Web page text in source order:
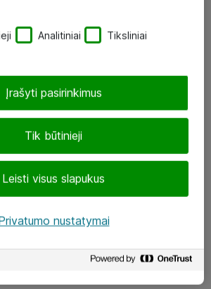
Analitiniai Tiksliniai
Tik būtinieji
Leisti visus slapukus
Įrašyti pasirinkimus
nustatymai